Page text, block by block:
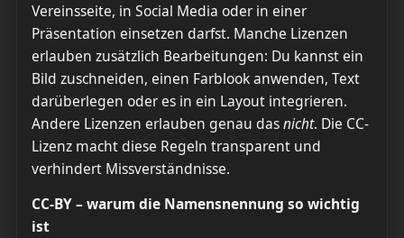
Vereinsseite, in Social Media oder in einer
Präsentation einsetzen darfst. Manche Lizenzen
erlauben zusätzlich Bearbeitungen: Du kannst ein
Bild zuschneiden, einen Farblook anwenden, Text
darüberlegen oder es in ein Layout integrieren.
Andere Lizenzen erlauben genau dasnicht. Die CC-
Lizenz macht diese Regeln transparent und
verhindert Missverständnisse.
CC-BY – warum die Namensnennung so wichtig
ist